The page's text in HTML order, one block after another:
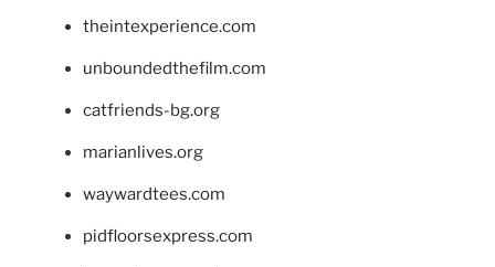
theintexperience.com
unboundedthefilm.com
catfriends-bg.org
marianlives.org
waywardtees.com
pidfloorsexpress.com